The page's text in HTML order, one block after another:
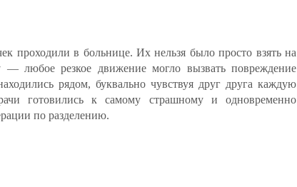
проходили в больнице. Их нельзя было просто взять на
— любое резкое движение могло вызвать повреждение
рядом, буквально чувствуя друг друга каждую
готовились к самому страшному и одновременно
по разделению.